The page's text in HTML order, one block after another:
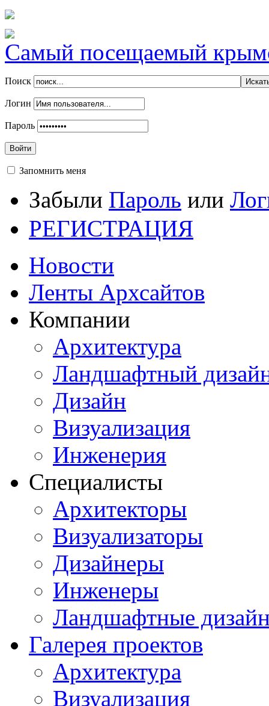
Самый посещаемый
Поиск
Логин
Пароль
Войти
Запомнить меня
Забыли Пароль или
РЕГИСТРАЦИЯ
Новости
Ленты Архсайтов
Компании
Архитектура
Ландшафтный
Дизайн
Визуализация
Инженерия
Специалисты
Архитекторы
Визуализаторы
Дизайнеры
Инженеры
Ландшафтные
Галерея проектов
Архитектура
Визуализация